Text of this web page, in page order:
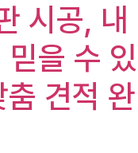
시공, 내
을 수 있
견적 완